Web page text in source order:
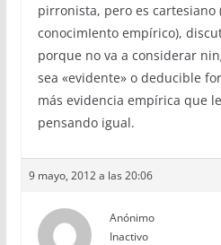
pirronista, pero es cartesiano
conocimIento empírico),
porque no va a considerar
sea «evidente» o deducible
más evidencia empírica que
pensando igual.
9 mayo, 2012 a las 20:06
Anónimo
Inactivo